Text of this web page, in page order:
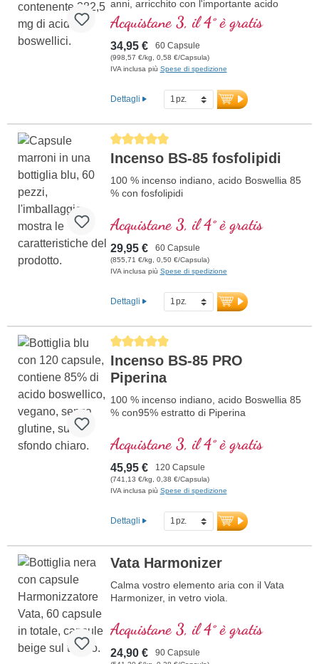
India esclusivamente per Biotikon.
maggiori informazioni sull’incenso
BS-85
anni, arricchito con l'importante acido
boswellico AKBA (Acetil-11-cheto-β-
boswellico)
Il primo prodotto di incenso ad alta
dosatura con 85% di acidi boswellici sul
mercato tedesco con un alto contenuto di
Ipoallergenico grazie alla tecnologia
speciale di Biotikon secondo i rigorosi
Raccolta selvatica sostenibile e delicata,
elaborata professionalmente per il miglior
e più sicuro utilizzo nell'uomo.
Il Dr. med. Michalzik garantisce con il suo
nome una qualità di prima classe provata
nel tempo. Estrazione delicata con
estrazione.
ulteriori informazioni su BS-85
Acquistane 3, il 4° è gratis
34,95 € 60 Capsule
(998,57 €/kg, 0,58 €/Capsula)
IVA inclusa più Spese di spedizione
Dettagli
Average rating of 5 out of 5 stars
Incenso BS-85 fosfolipidi
100 % incenso indiano, acido Boswellia 85
% con fosfolipidi
Acquistane 3, il 4° è gratis
29,95 € 60 Capsule
(855,71 €/kg, 0,50 €/Capsula)
IVA inclusa più Spese di spedizione
Dettagli
Average rating of 5 out of 5 stars
Incenso BS-85 PRO
Piperina
100 % incenso indiano, acido Boswellia 85
% con95% estratto di Piperina
Acquistane 3, il 4° è gratis
45,95 € 120 Capsule
(741,13 €/kg, 0,38 €/Capsula)
IVA inclusa più Spese di spedizione
Dettagli
Vata Harmonizer
Calma vostro elemento aria con il Vata
Harmonizer, in vetro viola.
Acquistane 3, il 4° è gratis
24,90 € 90 Capsule